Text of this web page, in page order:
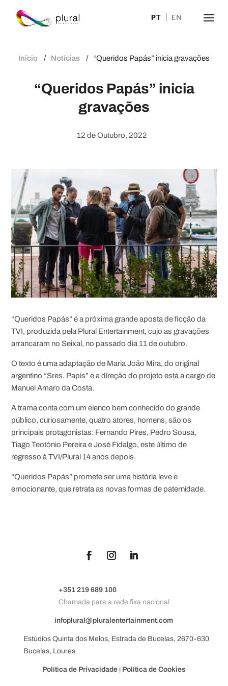
PT EN
Início Notícias “Queridos Papás” inicia gravações
“Queridos Papás” inicia
gravações
12 de Outubro, 2022
“Queridos Papás” é a próxima grande aposta de ficção da
TVI, produzida pela Plural Entertainment, cujo as gravações
arrancaram no Seixal, no passado dia 11 de outubro.
O texto é uma adaptação de Maria João Mira, do original
argentino “Sres. Papis” e a direção do projeto está a cargo de
Manuel Amaro da Costa.
A trama conta com um elenco bem conhecido do grande
público, curiosamente, quatro atores, homens, são os
principais protagonistas: Fernando Pires, Pedro Sousa,
Tiago Teotónio Pereira e José Fidalgo, este último de
regresso à TVI/Plural 14 anos depois.
“Queridos Papás” promete ser uma história leve e
emocionante, que retrata as novas formas de paternidade.
+351 219 689 100
Chamada para a rede fixa nacional
infoplural@pluralentertainment.com
Estúdios Quinta dos Melos, Estrada de Bucelas, 2670-630
Bucelas, Loures
Política de Privacidade Política de Cookies